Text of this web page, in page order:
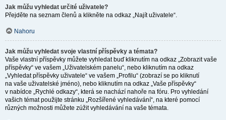
Jak můžu vyhledat určité uživatele?
Přejděte na seznam členů a klikněte na odkaz „Najít uživatele“.
Nahoru
Jak můžu vyhledat svoje vlastní příspěvky a témata?
Vaše vlastní příspěvky můžete vyhledat buď kliknutím na odkaz „Zobrazit vaše
příspěvky“ ve vašem „Uživatelském panelu“, nebo kliknutím na odkaz
„Vyhledat příspěvky uživatele“ ve vašem „Profilu“ (zobrazí se po kliknutí
na vaše uživatelské jméno), nebo kliknutím na odkaz „Vaše příspěvky“
v nabídce „Rychlé odkazy“, která se nachází nahoře na fóru. Pro vyhledání
vašich témat použijte stránku „Rozšířené vyhledávání“, na které pomocí
různých možnosti můžete zúžit vyhledávání na vaše témata.